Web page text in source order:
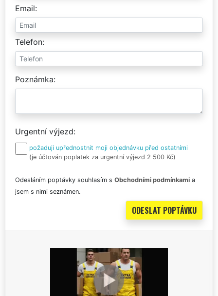
Email
Telefon
Poznámka
Urgentní výjezd
požaduji upřednostnit moji objednávku před ostatními
(je účtován poplatek za urgentní výjezd 2 500 Kč)
Odesláním poptávky souhlasím s Obchodními podmínkami a
jsem s nimi seznámen.